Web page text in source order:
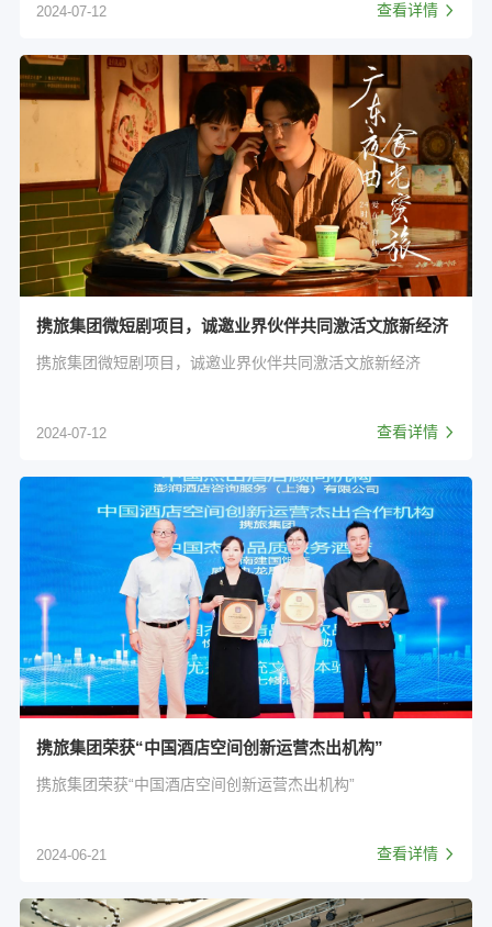
2024-07-12 查看详情
携旅集团微短剧项目，诚邀业界伙伴共同激活文旅新经济
携旅集团微短剧项目，诚邀业界伙伴共同激活文旅新经济
2024-07-12 查看详情
携旅集团荣获“中国酒店空间创新运营杰出机构”
携旅集团荣获“中国酒店空间创新运营杰出机构”
2024-06-21 查看详情